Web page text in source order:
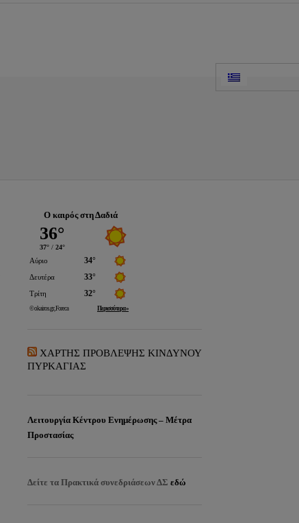
Ο καιρός στη Δαδιά
ΧΑΡΤΗΣ ΠΡΟΒΛΕΨΗΣ ΚΙΝΔΥΝΟΥ
ΠΥΡΚΑΓΙΑΣ
Λειτουργία Κέντρου Ενημέρωσης – Μέτρα
Προστασίας
Δείτε τα Πρακτικά συνεδριάσεων ΔΣ εδώ